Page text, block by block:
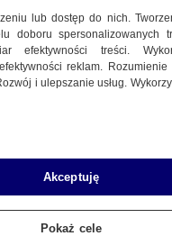
14:18
lub dostęp do nich.
doboru spersonalizowanych
efektywności treści.
reklam.
i ulepszanie usług.
Akceptuję
Pokaż cele